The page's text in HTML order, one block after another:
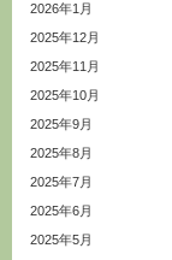
2026年1月
2025年12月
2025年11月
2025年10月
2025年9月
2025年8月
2025年7月
2025年6月
2025年5月